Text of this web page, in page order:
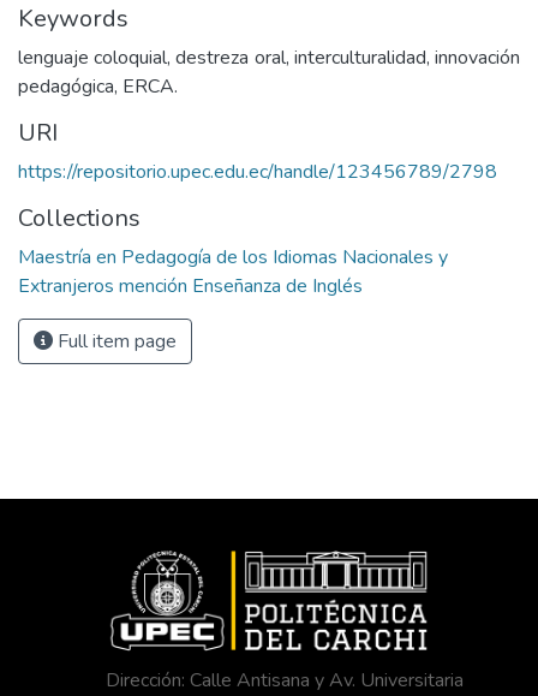
Keywords
lenguaje coloquial, destreza oral, interculturalidad, innovación
pedagógica, ERCA.
URI
https://repositorio.upec.edu.ec/handle/123456789/2798
Collections
Maestría en Pedagogía de los Idiomas Nacionales y
Extranjeros mención Enseñanza de Inglés
Full item page
Dirección: Calle Antisana y Av. Universitaria